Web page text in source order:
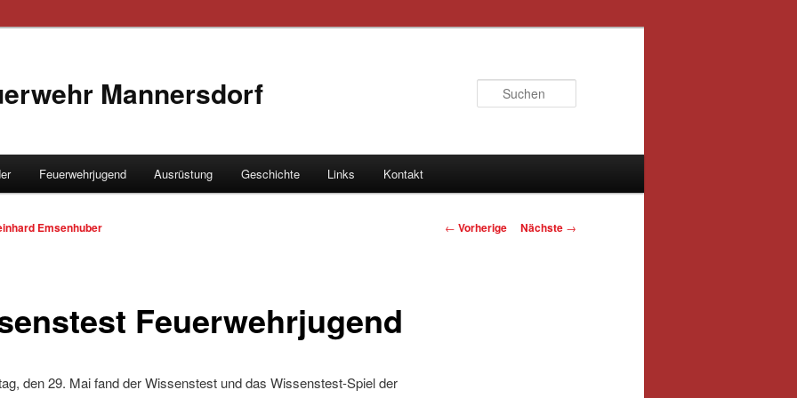
Mannersdorf
Feuerwehrjugend Ausrüstung Geschichte Links Kontakt
Artikelnavigation
← Vorherige Nächste →
Feuerwehrjugend
Emsenhuber
den 29. Mai fand der Wissenstest und das Wissenstest-Spiel der